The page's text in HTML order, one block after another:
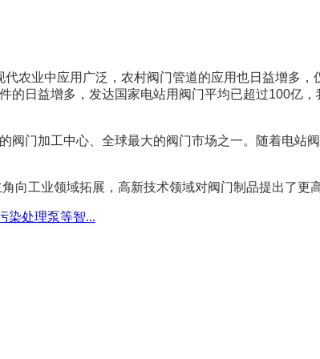
业中应用广泛，农村阀门管道的应用也日益增多，
日益增多，发达国家电站用阀门平均已超过100亿
门加工中心、全球最大的阀门市场之一。随着电站
工业领域拓展，高新技术领域对阀门制品提出了更高
染处理泵等智...